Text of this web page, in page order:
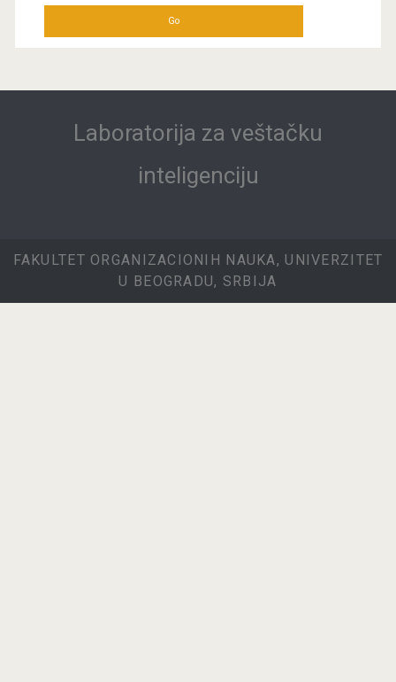
Laboratorija za veštačku
inteligenciju
FAKULTET ORGANIZACIONIH NAUKA, UNIVERZITET
U BEOGRADU, SRBIJA